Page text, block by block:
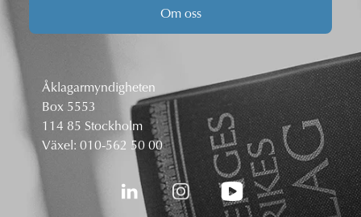
Om oss
Åklagarmyndigheten
Box 5553
114 85 Stockholm
Växel: 010-562 50 00